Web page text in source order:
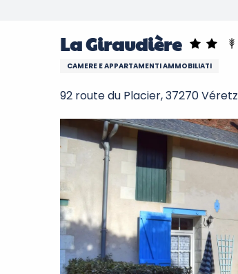
La Giraudière
CAMERE E APPARTAMENTI AMMOBILIATI
92 route du Placier, 37270 Véretz